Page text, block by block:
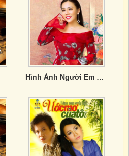
Hình Ảnh Người Em Không Đợi - Lưu Ánh Loan